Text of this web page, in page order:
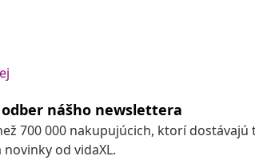
nášho newslettera
700 000 nakupujúcich, ktorí dostávajú
od vidaXL.